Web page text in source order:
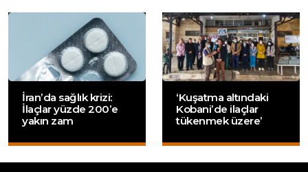
İran’da sağlık krizi:
İlaçlar yüzde 200’e
yakın zam
‘Kuşatma altındaki
Kobani’de ilaçlar
tükenmek üzere’